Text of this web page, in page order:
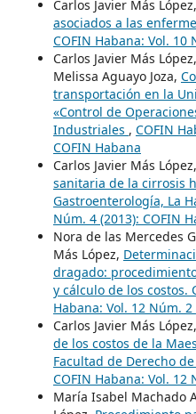
Carlos Javier Más López,
asociados a las
COFIN Habana: Vol. 10
Carlos Javier Más
Melissa Aguayo Joza,
transportación en la
«Control de
Industriales , COFIN
COFIN Habana
Carlos Javier Más López,
sanitaria de la cirrosis
Gastroenterología, La
Núm. 4 (2013): COFIN
Nora de las Mercedes
Más López,
dragado:
y cálculo de los costos.
Habana: Vol. 12 Núm.
Carlos Javier Más López,
de los costos de la
Facultad de Derecho
COFIN Habana: Vol. 12
María Isabel Machado